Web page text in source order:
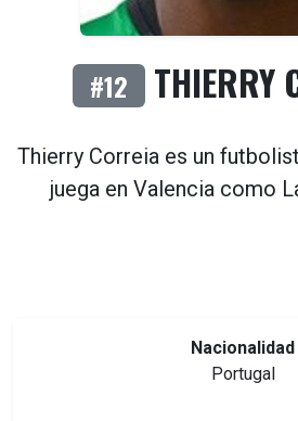
#12 THIERRY
Thierry Correia es un
juega en Valenciacomo
Nacionalidad
Portugal